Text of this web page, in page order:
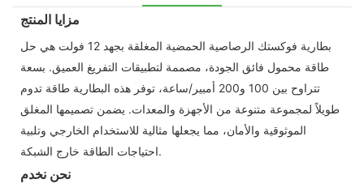
مزايا المنتج
بطارية فوكستك الرصاصية الحمضية المغلقة بجهد 12 فولت هي حل
طاقة محمول فائق الجودة، مصممة لتطبيقات التفريغ العميق. بسعة
تتراوح بين 100 و200 أمبير/ساعة، توفر هذه البطارية طاقة تدوم
طويلاً لمجموعة متنوعة من الأجهزة والمعدات. يضمن تصميمها المغلق
الموثوقية والأمان، مما يجعلها مثالية للاستخدام الخارجي وتلبية
احتياجات الطاقة خارج الشبكة.
نحن نخدم